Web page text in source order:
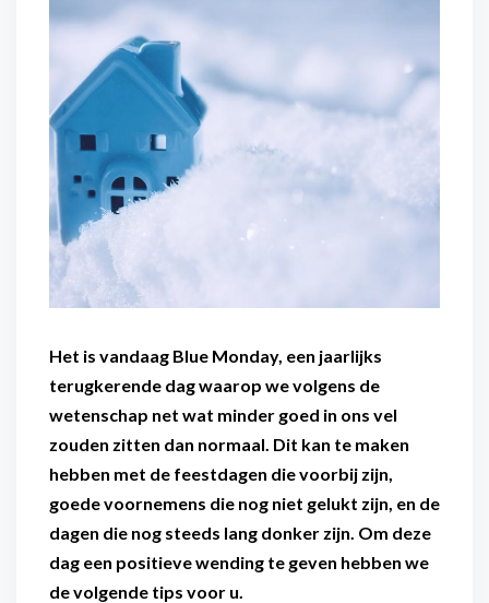
Mantelzorg aan huis
Diensten voor
organisaties
Maaltijdondersteuning
Mantelzorger van de zaak
Flexibel inzetbaar
Altijd in de buurt
Snel geregeld
Het is vandaag Blue Monday, een jaarlijks
terugkerende dag waarop we volgens de
wetenschap net wat minder goed in ons vel
zouden zitten dan normaal. Dit kan te maken
hebben met de feestdagen die voorbij zijn,
goede voornemens die nog niet gelukt zijn, en de
dagen die nog steeds lang donker zijn. Om deze
dag een positieve wending te geven hebben we
de volgende tips voor u.